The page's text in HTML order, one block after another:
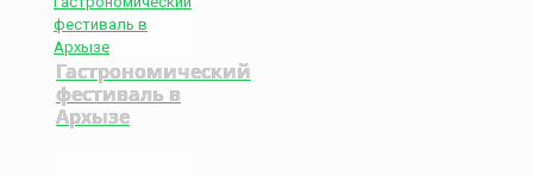
Гастрономический
фестиваль в
Архызе